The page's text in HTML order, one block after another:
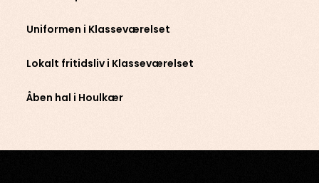
Uniformen i Klasseværelset
Lokalt fritidsliv i Klasseværelset
Åben hal i Houlkær